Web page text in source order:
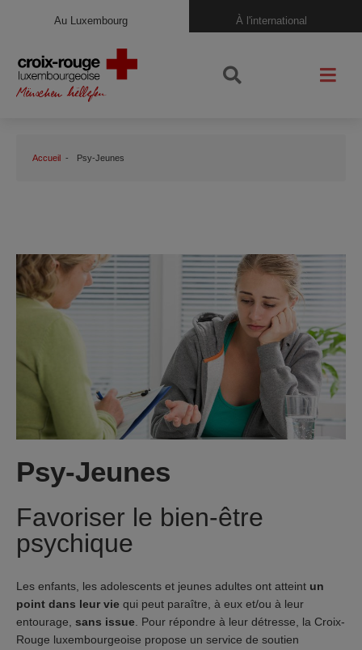
Au Luxembourg À l'international
Accueil Psy-Jeunes
Psy-Jeunes
Favoriser le bien-être
psychique
Les enfants, les adolescents et jeunes adultes ont atteint un
point dans leur vie qui peut paraître, à eux et/ou à leur
entourage, sans issue . Pour répondre à leur détresse, la Croix-
Rouge luxembourgeoise propose un service de soutien